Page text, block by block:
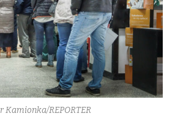
Kamionka/REPORTER